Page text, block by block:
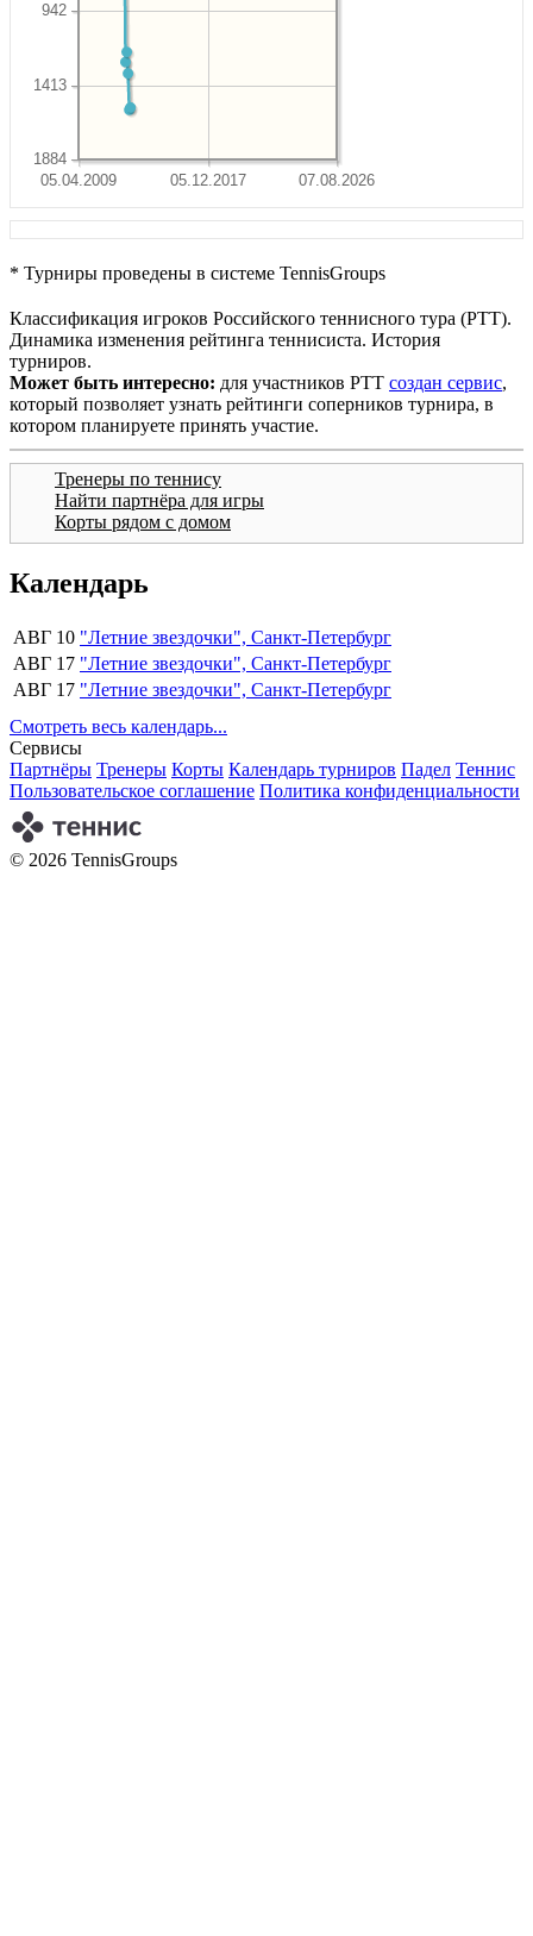
05.04.2009 05.12.2017 07.08.2026
1884
1413
942
* Турниры проведены в системе TennisGroups
Классификация игроков Российского теннисного тура (РТТ).
Динамика изменения рейтинга теннисиста. История
турниров.
Может быть интересно: для участников РТТ создан сервис,
который позволяет узнать рейтинги соперников турнира, в
котором планируете принять участие.
Тренеры по теннису
Найти партнёра для игры
Корты рядом с домом
Календарь
АВГ 10 "Летние звездочки", Санкт-Петербург
АВГ 17 "Летние звездочки", Санкт-Петербург
АВГ 17 "Летние звездочки", Санкт-Петербург
Смотреть весь календарь...
Сервисы
Партнёры Тренеры Корты Календарь турниров Падел Теннис
Пользовательское соглашение Политика конфиденциальности
© 2026 TennisGroups